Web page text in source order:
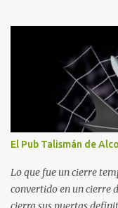
El Pub Talismán de
Lo que fue un cierre
convertido en un cierre